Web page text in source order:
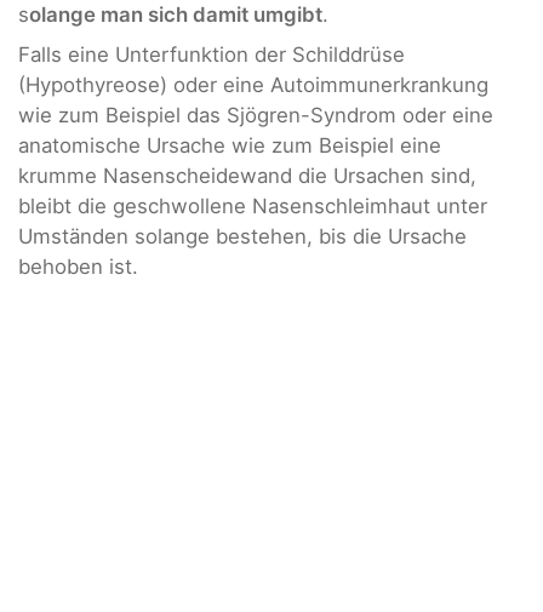
solange man sich damit umgibt.
Falls eine Unterfunktion der Schilddrüse
(Hypothyreose) oder eine Autoimmunerkrankung
wie zum Beispiel das Sjögren-Syndrom oder eine
anatomische Ursache wie zum Beispiel eine
krumme Nasenscheidewand die Ursachen sind,
bleibt die geschwollene Nasenschleimhaut unter
Umständen solange bestehen, bis die Ursache
behoben ist.